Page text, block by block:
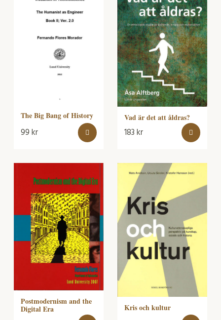
The Big Bang of History
99kr
Vad är det att åldras?
183kr
Postmodernism and the
Digital Era Kris och kultur